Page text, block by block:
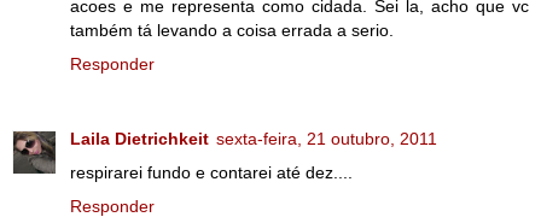
acoes e me representa como cidada. Sei la, acho que vc
também tá levando a coisa errada a serio.
Responder
Laila Dietrichkeit sexta-feira, 21 outubro, 2011
respirarei fundo e contarei até dez....
Responder